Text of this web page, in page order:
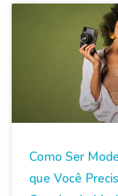
Como Ser
que Você